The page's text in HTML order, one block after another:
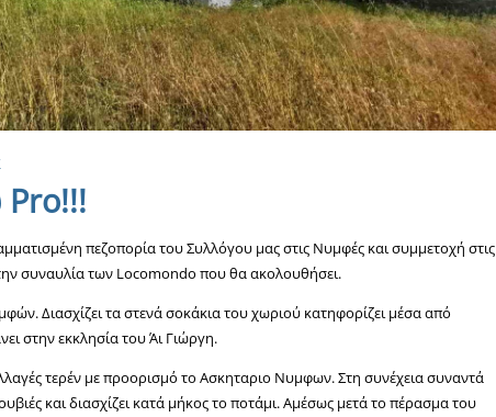
πεζοπορία του Συλλόγου μας στις Νυμφές και συμμετοχή στις
συναυλία των Locomondo που θα ακολουθήσει.
Διασχίζει τα στενά σοκάκια του χωριού κατηφορίζει μέσα από
στην εκκλησία του Άι Γιώργη.
τερέν με προορισμό το Ασκηταριο Νυμφων. Στη συνέχεια συναντά
και διασχίζει κατά μήκος το ποτάμι. Αμέσως μετά το πέρασμα του